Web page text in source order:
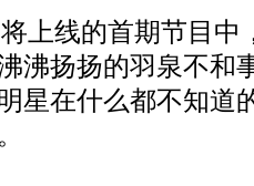
线的首期节目中
沸扬扬的羽泉不和
星在什么都不知道